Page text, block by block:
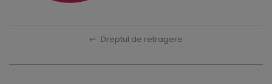
↩ Dreptul de retragere